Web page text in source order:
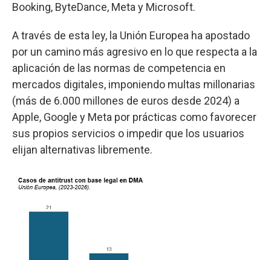
Booking, ByteDance, Meta y Microsoft.
A través de esta ley, la Unión Europea ha apostado
por un camino más agresivo en lo que respecta a la
aplicación de las normas de competencia en
mercados digitales, imponiendo multas millonarias
(más de 6.000 millones de euros desde 2024) a
Apple, Google y Meta por prácticas como favorecer
sus propios servicios o impedir que los usuarios
elijan alternativas libremente.